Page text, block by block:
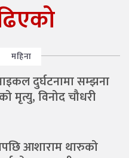
महिना
दुर्घटनामा सम्झना
मृत्यु, विनोद चौधरी
आशाराम थारुको